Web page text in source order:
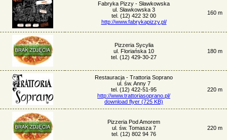
Fabryka Pizzy - Sławkowska
ul. Sławkowska 3
tel. (12) 422 32 00
http://www.fabrykapizzy.pl/
160 m
Pizzeria Sycylia
ul. Floriańska 10
tel. (12) 429-30-27
180 m
Restauracja - Trattoria Soprano
ul. św. Anny 7
tel. (12) 422-51-95
http://www.trattoriasoprano.pl/
download flyer (725 KB)
220 m
Pizzeria Pod Amorem
ul. św. Tomasza 7
tel. (12) 802 94 76
220 m